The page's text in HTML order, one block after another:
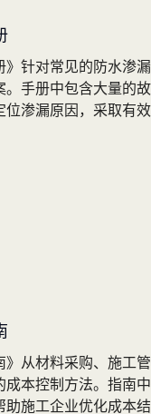
》针对常见的防水渗漏
。手册中包含大量的故
位渗漏原因，采取有效
》从材料采购、施工管
成本控制方法。指南中
施工企业优化成本结